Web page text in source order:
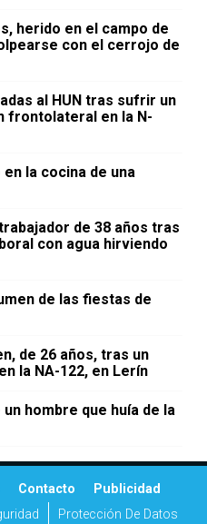
herido en el campo de
con el cerrojo de
al HUN tras sufrir un
frontolateral en la N-
la cocina de una
de 38 años tras
con agua hirviendo
de las fiestas de
de 26 años, tras un
la NA-122, en Lerín
hombre que huía de la
Contacto
Publicidad
Protección De Datos